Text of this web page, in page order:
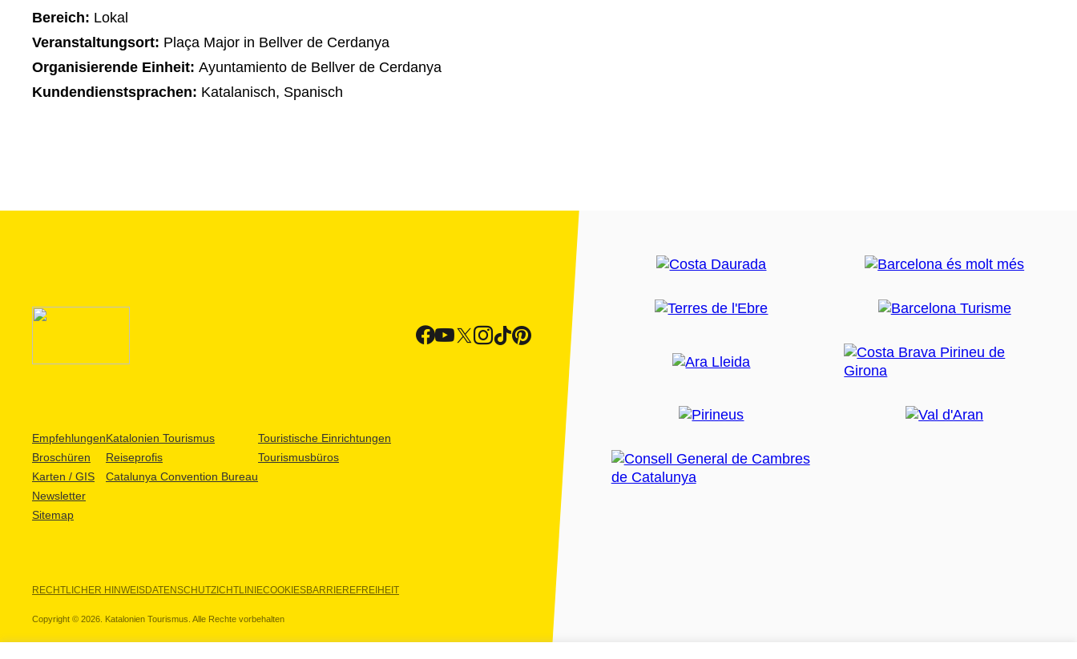
Bereich: Lokal
Veranstaltungsort: Plaça Major in Bellver de Cerdanya
Organisierende Einheit: Ayuntamiento de Bellver de Cerdanya
Kundendienstsprachen: Katalanisch, Spanisch
Empfehlungen
Broschüren
Karten / GIS
Newsletter
Sitemap
Katalonien Tourismus
Reiseprofis
Catalunya Convention Bureau
Touristische Einrichtungen
Tourismusbüros
RECHTLICHER HINWEISDATENSCHUTZICHTLINIECOOKIESBARRIEREFREIHEIT
Copyright © 2026. Katalonien Tourismus. Alle Rechte vorbehalten